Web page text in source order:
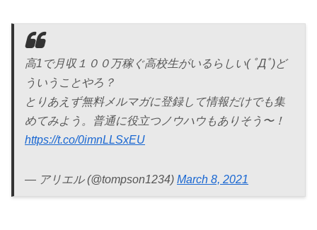
高1で月収１００万稼ぐ高校生がいるらしい( ﾟДﾟ)ど
ういうことやろ？
とりあえず無料メルマガに登録して情報だけでも集
めてみよう。普通に役立つノウハウもありそう〜！
https://t.co/0imnLLSxEU
— アリエル (@tompson1234) March 8, 2021